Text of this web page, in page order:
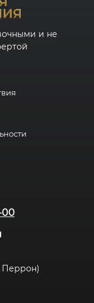
и не
00
Перрон)